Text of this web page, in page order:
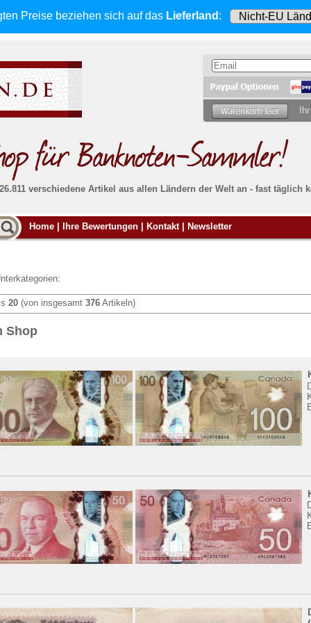
Preise beziehen sich auf das Lieferland :
verschiedene Artikel aus allen Ländern der Welt an - fast täglich
Alle Lieferungen, auch ins Ausland, werden
von uns voll versichert. Sie habenkein Risiko
Absolute Zuverlässigkeit:
Banknoten
Siehier.
Home Ihre Bewertungen Kontakt Newsletter
20 (von insgesamt 376 Artikeln)
Shop